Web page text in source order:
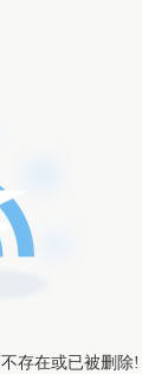
存在或已被删除!